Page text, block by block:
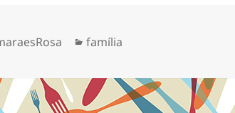
Categorias
família